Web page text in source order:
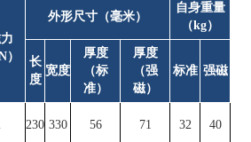
）
外形尺寸（毫米）
自身重量
（kg）
长
度
宽度
厚度
（标
准）
厚度
（强
磁）
标准 强磁
230 330 56 71 32 40